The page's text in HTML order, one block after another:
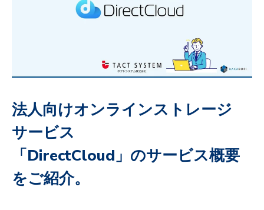
法人向けオンラインストレージ
サービス
「DirectCloud」のサービス概要
をご紹介。